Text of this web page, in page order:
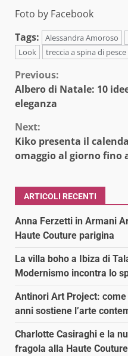
Foto by Facebook
Tags:
Alessandra Amoroso
Look
treccia a spina di pesce
Continue
Reading
Previous:
Albero di Natale: 10
eleganza
Next:
Kiko presenta il
omaggio al giorno fino
ARTICOLI RECENTI
Anna Ferzetti in Armani
Haute Couture parigina
La villa boho a Ibiza di
Modernismo incontra lo
Antinori Art Project:
anni sostiene l’arte
Charlotte Casiraghi e la
fragola alla Haute